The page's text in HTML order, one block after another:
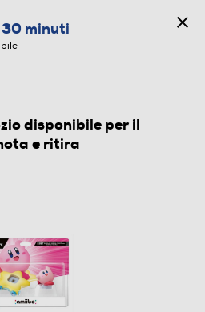
minuti
disponibile per il
e ritira